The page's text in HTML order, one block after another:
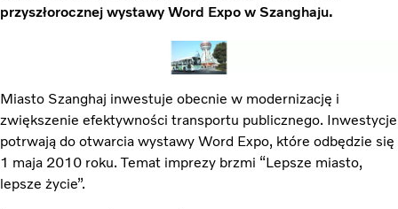
przyszłorocznej wystawy Word Expo w Szanghaju.
Miasto Szanghaj inwestuje obecnie w modernizację i
zwiększenie efektywności transportu publicznego. Inwestycje
potrwają do otwarcia wystawy Word Expo, które odbędzie się
1 maja 2010 roku. Temat imprezy brzmi “Lepsze miasto,
lepsze życie”.